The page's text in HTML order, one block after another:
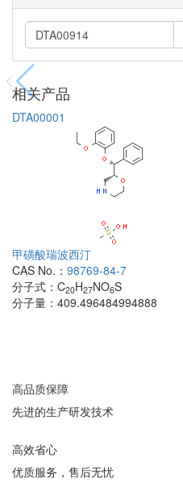
相关产品
DTA00001
甲磺酸瑞波西汀
CAS No.： 98769-84-7
分子式： C20H27NO6S
分子量： 409.496484994888
高品质保障
先进的生产研发技术
高效省心
优质服务，售后无忧